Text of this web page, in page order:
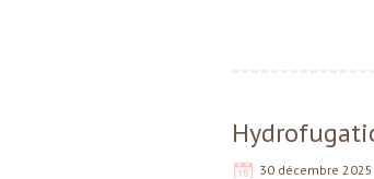
30 décembre 2025